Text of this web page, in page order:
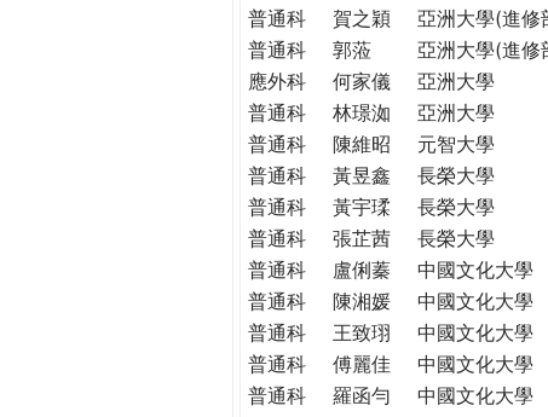
普通科
賀之穎 亞洲大學(進修
普通科
郭蒞 亞洲大學(進修
應外科
何家儀 亞洲大學
普通科
林璟洳 亞洲大學
普通科
陳維昭 元智大學
普通科
黃昱鑫 長榮大學
普通科
黃宇瑈 長榮大學
普通科
張芷茜 長榮大學
普通科
盧俐蓁 中國文化大學
普通科
陳湘媛 中國文化大學
普通科
王致珝 中國文化大學
普通科
傅麗佳 中國文化大學
普通科
羅函勻 中國文化大學